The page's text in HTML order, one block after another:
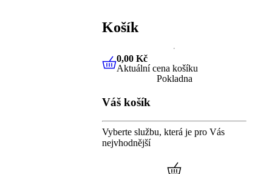
Košík
0,00 KčAktuální cena košíku
0,00 Kč
Aktuální cena košíku
Pokladna
Váš košík
Vyberte službu, která je pro Vás
nejvhodnější